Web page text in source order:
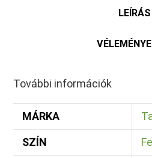
LEÍRÁS
További információk
MÁRKA
SZÍN